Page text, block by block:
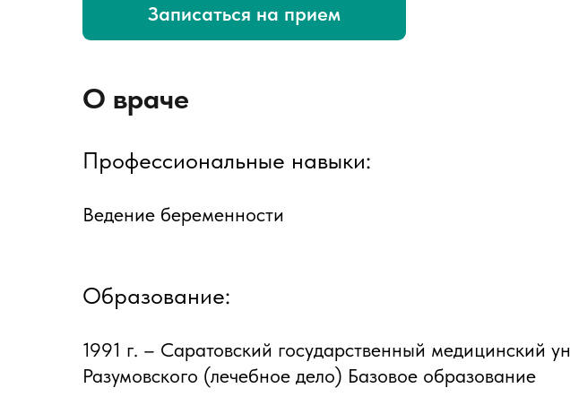
Записаться на прием
О враче
Профессиональные навыки:
Ведение беременности
Образование:
1991 г. – Саратовский государственный медицинский
Разумовского (лечебное дело) Базовое образование